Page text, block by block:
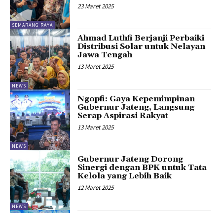
SEMARANG RAYA
23 Maret 2025
NEWS
Ahmad Luthfi Berjanji Perbaiki
Distribusi Solar untuk Nelayan
Jawa Tengah
13 Maret 2025
NEWS
Ngopfi: Gaya Kepemimpinan
Gubernur Jateng, Langsung
Serap Aspirasi Rakyat
13 Maret 2025
NEWS
Gubernur Jateng Dorong
Sinergi dengan BPK untuk Tata
Kelola yang Lebih Baik
12 Maret 2025